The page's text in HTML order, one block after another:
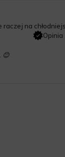
raczej na
😊